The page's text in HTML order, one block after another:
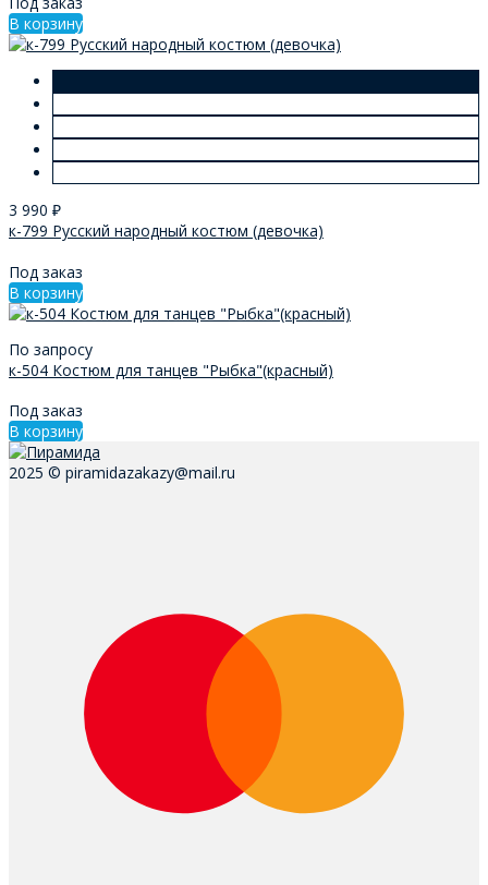
В корзину
3 990 ₽
к-799 Русский народный костюм (девочка)
Под заказ
В корзину
По запросу
к-504 Костюм для танцев "Рыбка"(красный)
Под заказ
В корзину
2025 © piramidazakazy@mail.ru